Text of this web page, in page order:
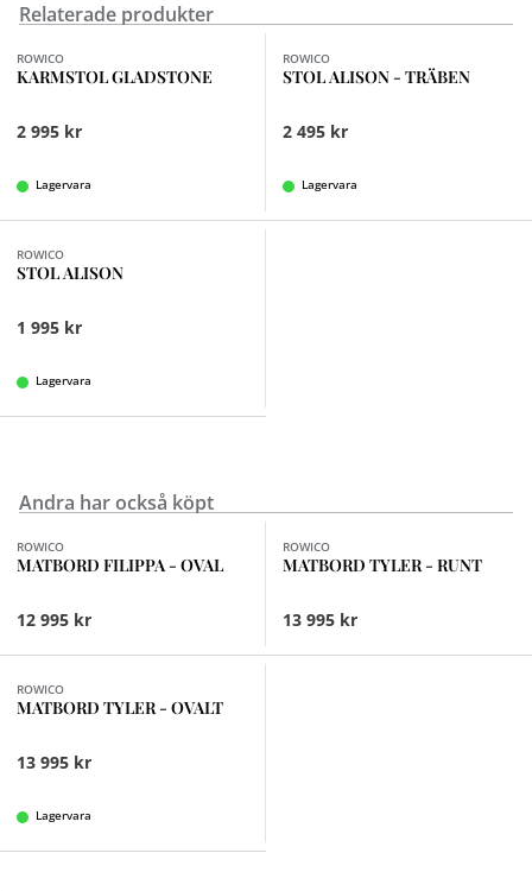
Relaterade produkter
Finns i fler val (2)
ROWICO
KARMSTOL GLADSTONE
2 995 kr
Lagervara
ROWICO
STOL ALISON - TRÄBEN
2 495 kr
Lagervara
ROWICO
STOL ALISON
1 995 kr
Lagervara
Andra har också köpt
Finns i fler val (2)
ROWICO
MATBORD FILIPPA - OVAL
12 995 kr
ROWICO
MATBORD TYLER - RUNT
13 995 kr
ROWICO
MATBORD TYLER - OVALT
13 995 kr
Lagervara